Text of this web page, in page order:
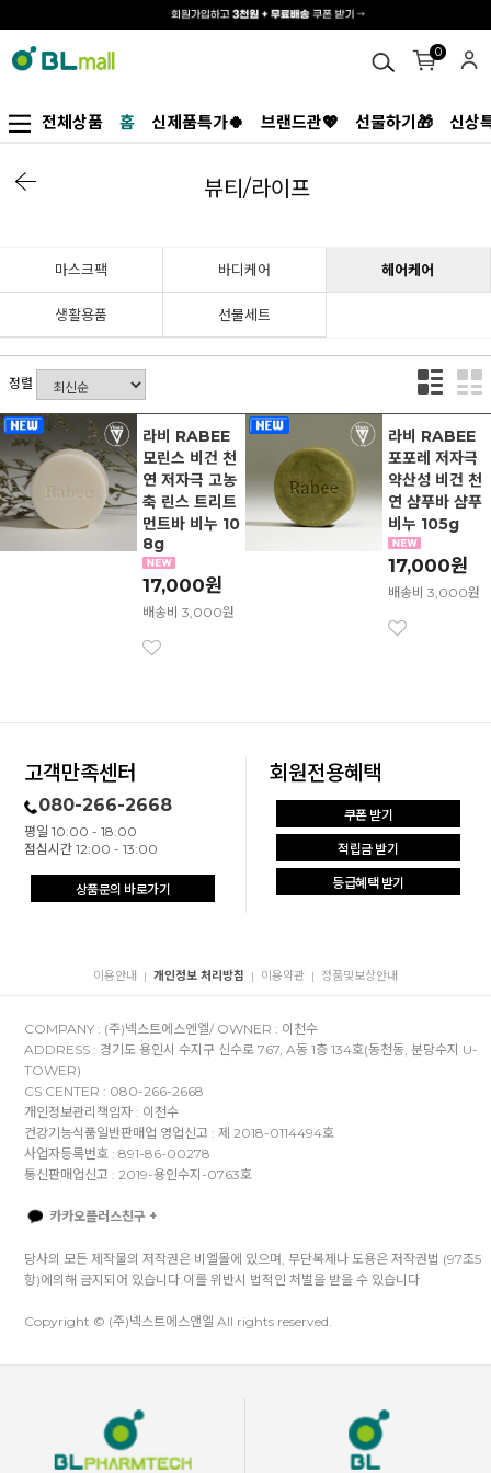
0
전체상품 홈 신제품특가🍀 브랜드관💖 선물하기🎁 신상
뷰티/라이프
마스크팩 바디케어 헤어케어
생활용품 선물세트
정렬
라비 RABEE
모린스 비건 천
연 저자극 고농
축 린스 트리트
먼트바 비누 10
8g
17,000원
배송비 3,000원
라비 RABEE
포포레 저자극
약산성 비건 천
연 샴푸바 샴푸
비누 105g
17,000원
배송비 3,000원
고객만족센터
080-266-2668
평일 10:00 - 18:00
점심시간 12:00 - 13:00
상품문의 바로가기
회원전용혜택
쿠폰 받기
적립금 받기
등급혜택 받기
이용안내 | 개인정보 처리방침 | 이용약관 | 정품및보상안내
COMPANY : (주)넥스트에스엔엘/ OWNER : 이천수
ADDRESS : 경기도 용인시 수지구 신수로 767, A동 1층 134호(동천동, 분당수지 U-
TOWER)
CS CENTER : 080-266-2668
개인정보관리책임자 : 이천수
건강기능식품일반판매업 영업신고 : 제 2018-0114494호
사업자등록번호 : 891-86-00278
통신판매업신고 : 2019-용인수지-0763호
카카오플러스친구 +
당사의 모든 제작물의 저작권은 비엘몰에 있으며, 무단복제나 도용은 저작권법 (97조5
항)에의해 금지되어 있습니다.이를 위반시 법적인 처벌을 받을 수 있습니다
Copyright © (주)넥스트에스앤엘 All rights reserved.